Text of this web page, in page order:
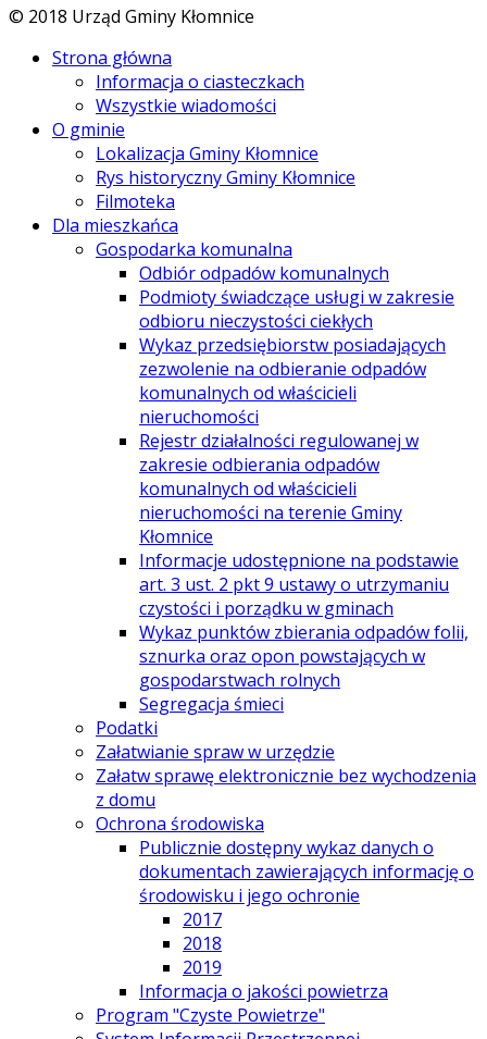
© 2018 Urząd Gminy Kłomnice
Strona główna
Informacja o ciasteczkach
Wszystkie wiadomości
O gminie
Lokalizacja Gminy Kłomnice
Rys historyczny Gminy Kłomnice
Filmoteka
Dla mieszkańca
Gospodarka komunalna
Odbiór odpadów komunalnych
Podmioty świadczące usługi w zakresie
odbioru nieczystości ciekłych
Wykaz przedsiębiorstw posiadających
zezwolenie na odbieranie odpadów
komunalnych od właścicieli
nieruchomości
Rejestr działalności regulowanej w
zakresie odbierania odpadów
komunalnych od właścicieli
nieruchomości na terenie Gminy
Kłomnice
Informacje udostępnione na podstawie
art. 3 ust. 2 pkt 9 ustawy o utrzymaniu
czystości i porządku w gminach
Wykaz punktów zbierania odpadów folii,
sznurka oraz opon powstających w
gospodarstwach rolnych
Segregacja śmieci
Podatki
Załatwianie spraw w urzędzie
Załatw sprawę elektronicznie bez wychodzenia
z domu
Ochrona środowiska
Publicznie dostępny wykaz danych o
dokumentach zawierających informację o
środowisku i jego ochronie
2017
2018
2019
Informacja o jakości powietrza
Program "Czyste Powietrze"